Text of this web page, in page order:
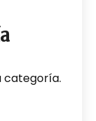
categoría.